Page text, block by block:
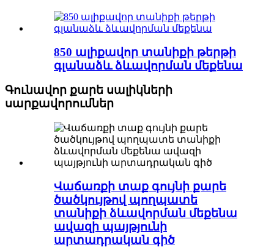
850 ալիքավոր տանիքի թերթի
գլանաձև ձևավորման մեքենա
Գունավոր քարե սալիկների
սարքավորումներ
Վաճառքի տաք գույնի քարե
ծածկույթով պողպատե
տանիքի ձևավորման մեքենա
ավազի պայթյունի
արտադրական գիծ